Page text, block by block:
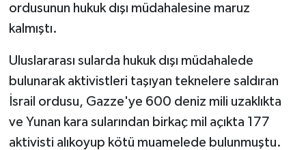
ordusunun hukuk dışı müdahalesine maruz
kalmıştı.
Uluslararası sularda hukuk dışı müdahalede
bulunarak aktivistleri taşıyan teknelere saldıran
İsrail ordusu, Gazze'ye 600 deniz mili uzaklıkta
ve Yunan kara sularından birkaç mil açıkta 177
aktivisti alıkoyup kötü muamelede bulunmuştu.